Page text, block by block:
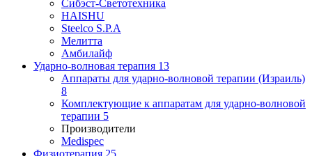
Сибэст-Светотехника
HAISHU
Steelco S.P.A
Мелитта
Амбилайф
Ударно-волновая терапия 13
Аппараты для ударно-волновой терапии (Израиль)
8
Комплектующие к аппаратам для ударно-волновой
терапии 5
Производители
Medispec
Физиотерапия 25